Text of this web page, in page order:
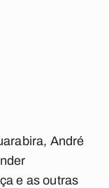
André
e as outras